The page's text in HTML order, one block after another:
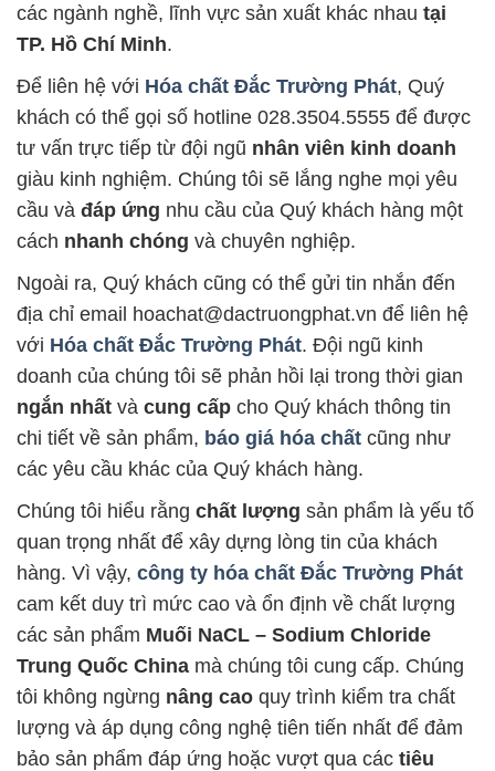
các ngành nghề, lĩnh vực sản xuất khác nhau tại
TP. Hồ Chí Minh.
Để liên hệ với Hóa chất Đắc Trường Phát, Quý
khách có thể gọi số hotline 028.3504.5555 để được
tư vấn trực tiếp từ đội ngũ nhân viên kinh doanh
giàu kinh nghiệm. Chúng tôi sẽ lắng nghe mọi yêu
cầu và đáp ứng nhu cầu của Quý khách hàng một
cách nhanh chóng và chuyên nghiệp.
Ngoài ra, Quý khách cũng có thể gửi tin nhắn đến
địa chỉ email hoachat@dactruongphat.vn để liên hệ
với Hóa chất Đắc Trường Phát. Đội ngũ kinh
doanh của chúng tôi sẽ phản hồi lại trong thời gian
ngắn nhất và cung cấp cho Quý khách thông tin
chi tiết về sản phẩm, báo giá hóa chất cũng như
các yêu cầu khác của Quý khách hàng.
Chúng tôi hiểu rằng chất lượng sản phẩm là yếu tố
quan trọng nhất để xây dựng lòng tin của khách
hàng. Vì vậy, công ty hóa chất Đắc Trường Phát
cam kết duy trì mức cao và ổn định về chất lượng
các sản phẩm Muối NaCL – Sodium Chloride
Trung Quốc China mà chúng tôi cung cấp. Chúng
tôi không ngừng nâng cao quy trình kiểm tra chất
lượng và áp dụng công nghệ tiên tiến nhất để đảm
bảo sản phẩm đáp ứng hoặc vượt qua các tiêu